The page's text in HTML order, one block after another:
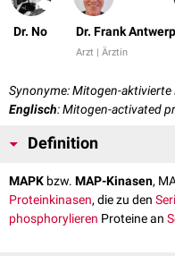
Dr. No Dr. Frank
Arzt | Ärztin
Synonyme: Mitogen-aktivierte
Englisch: Mitogen-activated
Definition
MAPK bzw. MAP-Kinasen,
Proteinkinasen, die zu den
phosphorylieren Proteine an